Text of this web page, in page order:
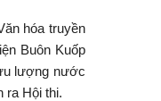
hóa truyền
Buôn Kuốp
lượng nước
ra Hội thi.